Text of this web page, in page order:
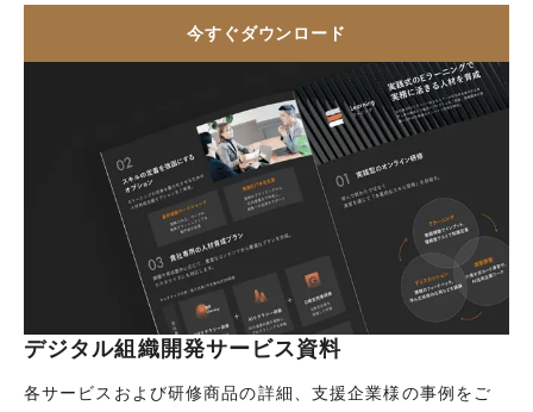
今すぐダウンロード
デジタル組織開発サービス資料
各サービスおよび研修商品の詳細、支援企業様の事例をご